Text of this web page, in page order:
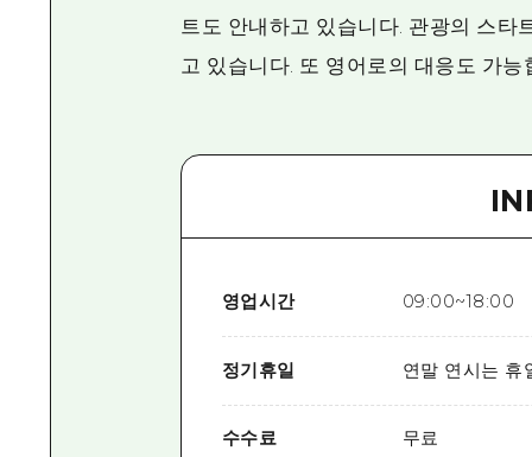
트도 안내하고 있습니다. 관광의 스
고 있습니다. 또 영어로의 대응도 가능
영업시간 09:00~18:00
정기휴일 연말 연시는
수수료 무료